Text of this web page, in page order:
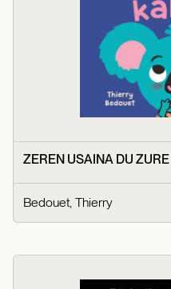
ZEREN USAINA DU
Bedouet, Thierry